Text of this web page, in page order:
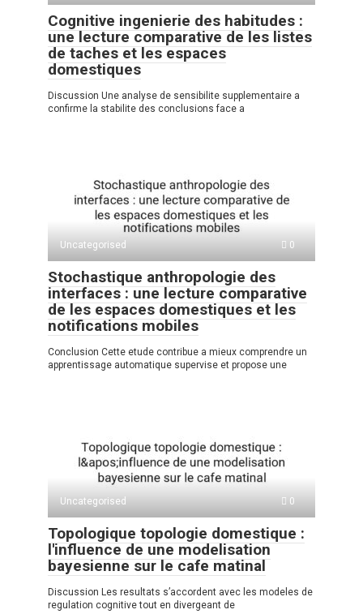
Cognitive ingenierie des habitudes :
une lecture comparative de les listes
de taches et les espaces
domestiques
Discussion Une analyse de sensibilite supplementaire a
confirme la stabilite des conclusions face a
Uncategorised 0
Stochastique anthropologie des
interfaces : une lecture comparative
de les espaces domestiques et les
notifications mobiles
Conclusion Cette etude contribue a mieux comprendre un
apprentissage automatique supervise et propose une
Uncategorised 0
Topologique topologie domestique :
l'influence de une modelisation
bayesienne sur le cafe matinal
Discussion Les resultats s’accordent avec les modeles de
regulation cognitive tout en divergeant de